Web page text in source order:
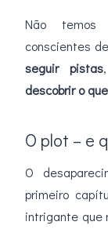
Não temos
conscientes
seguir pistas
descobrir o
O plot – e
O
primeiro
intrigante que